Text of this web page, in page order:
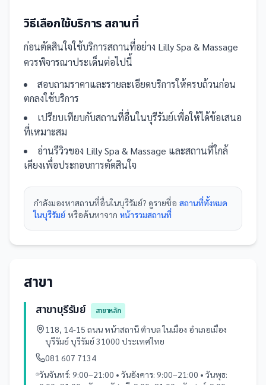
วิธีเลือกใช้บริการ สถานที่
ก่อนตัดสินใจใช้บริการสถานที่อย่าง Lilly Spa & Massage
ควรพิจารณาประเด็นต่อไปนี้
สอบถามราคาและรายละเอียดบริการให้ครบถ้วนก่อน
ตกลงใช้บริการ
เปรียบเทียบกับสถานที่อื่นในบุรีรัมย์เพื่อให้ได้ข้อเสนอ
ที่เหมาะสม
อ่านรีวิวของ Lilly Spa & Massage และสถานที่ใกล้
เคียงเพื่อประกอบการตัดสินใจ
กำลังมองหาสถานที่อื่นในบุรีรัมย์? ดูรายชื่อ สถานที่ทั้งหมด
ในบุรีรัมย์ หรือค้นหาจาก หน้ารวมสถานที่
สาขา
สาขาบุรีรัมย์
สาขาหลัก
118, 14-15 ถนน หน้าสถานี ตำบล ในเมือง อำเภอเมือง
บุรีรัมย์ บุรีรัมย์ 31000 ประเทศไทย
081 607 7134
วันจันทร์: 9:00–21:00 • วันอังคาร: 9:00–21:00 • วันพุธ: